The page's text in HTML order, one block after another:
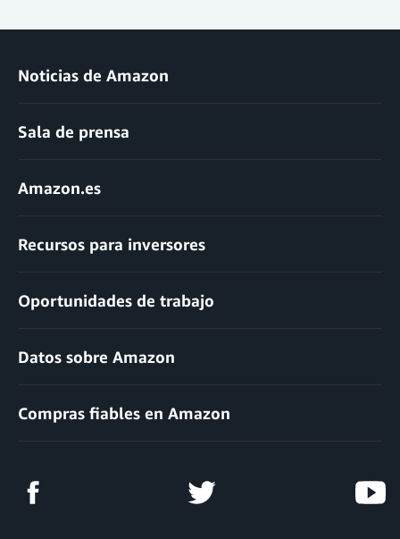
Noticias de Amazon
Sala de prensa
Amazon.es
Recursos para inversores
Oportunidades de trabajo
Datos sobre Amazon
Compras fiables en Amazon